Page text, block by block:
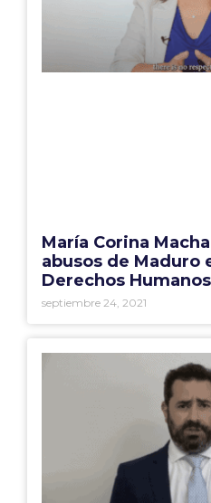
María Corina
abusos de Maduro
Derechos Humanos
septiembre 24, 2021